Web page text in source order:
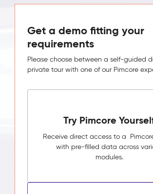
Get a demo fitting your
requirements
Please choose between a self-guided
private tour with one of our Pimcore
Try Pimcore
Receive direct access to a
with pre-filled data across
modules.